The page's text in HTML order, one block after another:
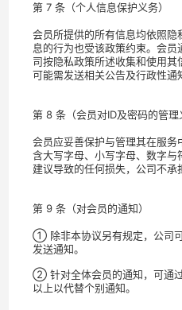
第 7 条（个人信息保护义务）
会员所提供的所有信息均依照
息的行为也受该政策约束。会
司按隐私政策所述收集和使用
可能需发送相关公告及行政性通
第 8 条（会员对ID及密码的管理
会员应妥善保护与管理其在服
含大写字母、小写字母、数字
建议导致的任何损失，公司不承
第 9 条（对会员的通知）
① 除非本协议另有规定，公司
发送通知。
② 针对全体会员的通知，可通
以上以代替个别通知。